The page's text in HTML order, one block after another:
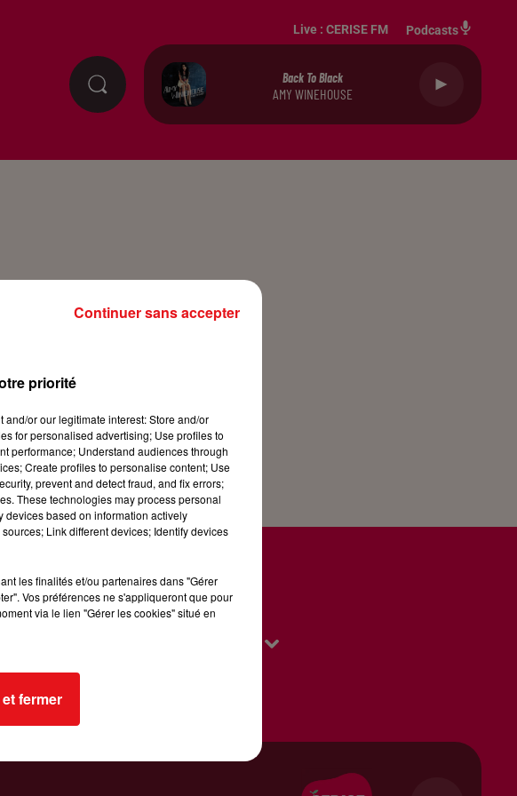
Live : CERISE FM Podcasts
Back To Black
AMY WINEHOUSE
priorité
or our legitimate interest: Store and/or
for personalised advertising; Use profiles to
performance; Understand audiences through
Create profiles to personalise content; Use
prevent and detect fraud, and fix errors;
These technologies may process personal
devices based on information actively
Link different devices; Identify devices
les finalités et/ou partenaires dans "Gérer
Vos préférences ne s'appliqueront que pour
via le lien "Gérer les cookies" situé en
fermer
Continuer sans accepter